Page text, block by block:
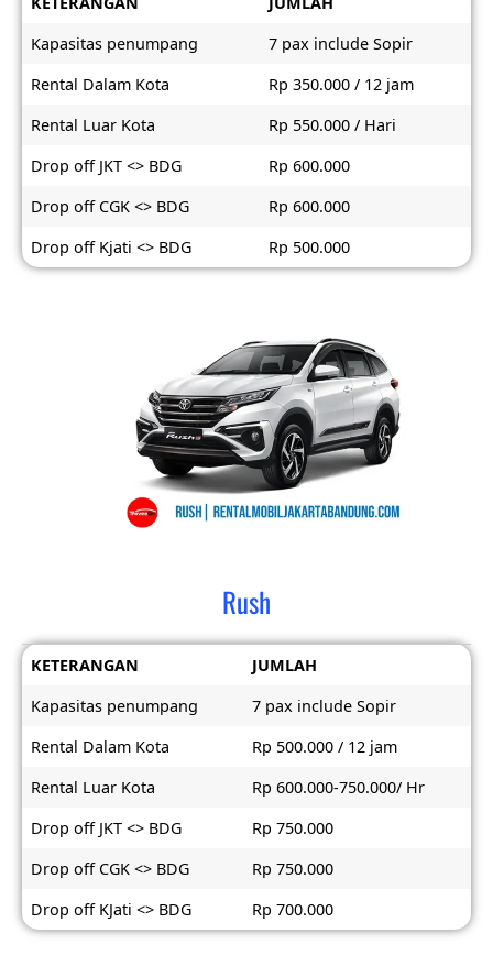
Kapasitas penumpang
7 pax include Sopir
Rental Dalam Kota
Rp 350.000 / 12 jam
Rental Luar Kota
Rp 550.000 / Hari
Drop off JKT <> BDG
Rp 600.000
Drop off CGK <> BDG
Rp 600.000
Drop off Kjati <> BDG
Rp 500.000
Rush
KETERANGAN
JUMLAH
Kapasitas penumpang
7 pax include Sopir
Rental Dalam Kota
Rp 500.000 / 12 jam
Rental Luar Kota
Rp 600.000-750.000/ Hr
Drop off JKT <> BDG
Rp 750.000
Drop off CGK <> BDG
Rp 750.000
Drop off KJati <> BDG
Rp 700.000